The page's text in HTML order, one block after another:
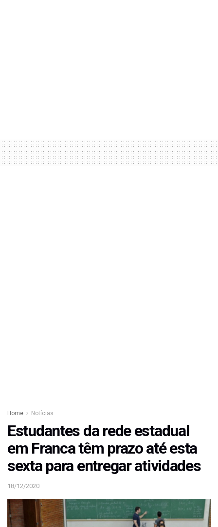
Home Notícias
Estudantes da rede estadual
em Franca têm prazo até esta
sexta para entregar atividades
18/12/2020